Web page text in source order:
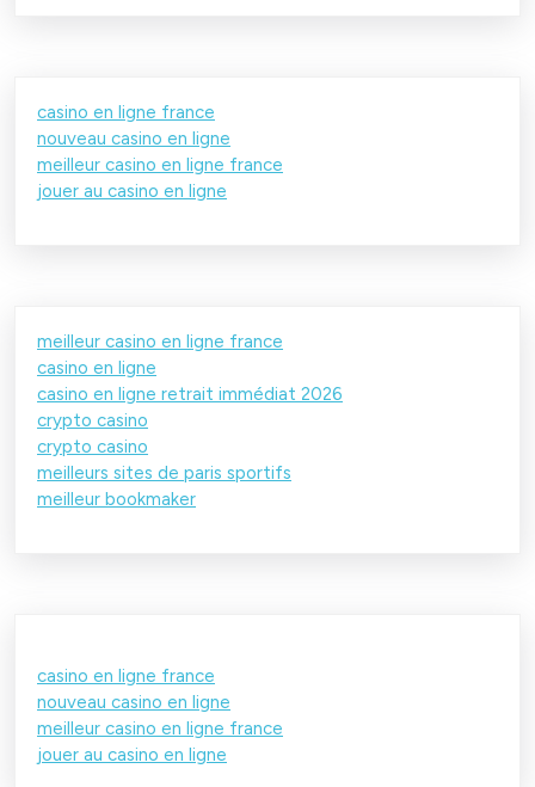
casino en ligne france
nouveau casino en ligne
meilleur casino en ligne france
jouer au casino en ligne
meilleur casino en ligne france
casino en ligne
casino en ligne retrait immédiat 2026
crypto casino
crypto casino
meilleurs sites de paris sportifs
meilleur bookmaker
casino en ligne france
nouveau casino en ligne
meilleur casino en ligne france
jouer au casino en ligne